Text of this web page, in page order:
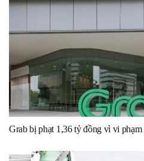
Grab bị phạt 1,36 tỷ đồng vì vi